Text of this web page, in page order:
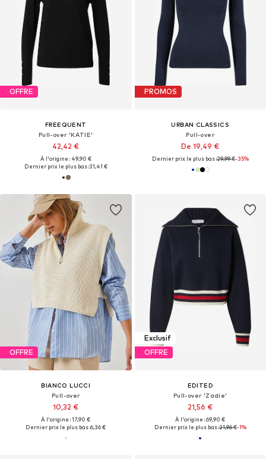
OFFRE
FREEQUENT
Pull-over 'KATIE'
42,42 €
À l'origine : 49,90 €
Dernier prix le plus bas :31,41 €
PROMOS
URBAN CLASSICS
Pull-over
De 19,49 €
Dernier prix le plus bas :29,99 €-35%
OFFRE
BIANCO LUCCI
Pull-over
10,32 €
À l'origine : 17,90 €
Dernier prix le plus bas :6,36 €
Exclusif
OFFRE
EDITED
Pull-over 'Zadie'
21,56 €
À l'origine : 69,90 €
Dernier prix le plus bas :21,96 €-1%